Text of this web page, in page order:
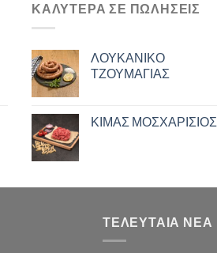
ΚΑΛΎΤΕΡΑ ΣΕ ΠΩΛΉΣΕΙΣ
ΛΟΥΚΑΝΙΚΟ
ΤΖΟΥΜΑΓΙΑΣ
ΚΙΜΑΣ ΜΟΣΧΑΡΙΣΙΟΣ
ΤΕΛΕΥΤΑΙΑ ΝΕΑ